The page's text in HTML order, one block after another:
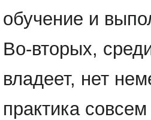
обучение и
Во-вторых,
владеет, нет
практика